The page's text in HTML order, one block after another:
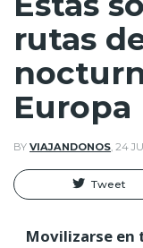
rutas
Europa
BY VIAJANDONOS, 24
Tweet
Movilizarse en